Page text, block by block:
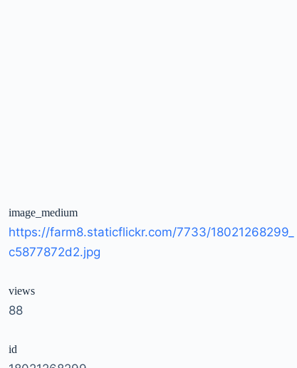
image_medium
https://farm8.staticflickr.com/7733/18021268299_
c5877872d2.jpg
views
88
id